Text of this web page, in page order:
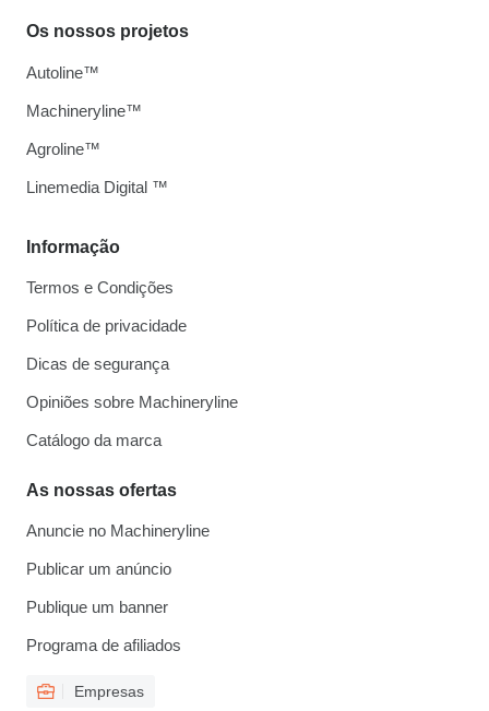
Informação
Termos e Condições
Política de privacidade
Dicas de segurança
Opiniões sobre Machineryline
Catálogo da marca
As nossas ofertas
Anuncie no Machineryline
Publicar um anúncio
Publique um banner
Programa de afiliados
Empresas
Os nossos projetos
Autoline™
Machineryline™
Agroline™
Linemedia Digital ™